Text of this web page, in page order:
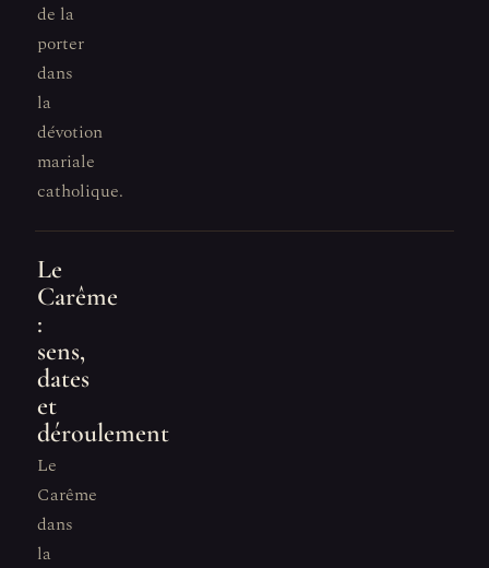
de la
porter
dans
la
dévotion
mariale
catholique.
Le
Carême
:
sens,
dates
et
déroulement
Le
Carême
dans
la